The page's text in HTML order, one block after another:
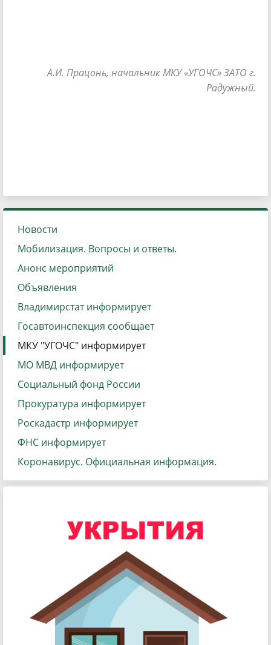
А.И. Працонь, начальник МКУ «УГОЧС» ЗАТО г.
Радужный.
Новости
Мобилизация. Вопросы и ответы.
Анонс мероприятий
Объявления
Владимирстат информирует
Госавтоинспекция сообщает
МКУ "УГОЧС" информирует
МО МВД информирует
Социальный фонд России
Прокуратура информирует
Роскадастр информирует
ФНС информирует
Коронавирус. Официальная информация.